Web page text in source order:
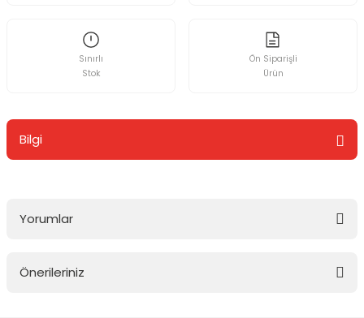
Sınırlı
Stok
Ön Siparişli
Ürün
Bilgi
Yorumlar
Önerileriniz